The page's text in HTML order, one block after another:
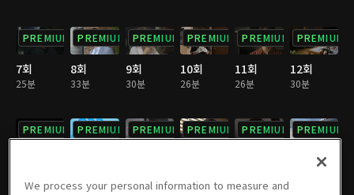
PREMIUM
7회
25분
PREMIUM
8회
33분
PREMIUM
9회
30분
PREMIUM
10회
26분
PREMIUM
11회
26분
PREMIUM
12회
30분
PREMIUM PREMIUM PREMIUM PREMIUM PREMIUM PREMIUM
We process your personal information to measure and